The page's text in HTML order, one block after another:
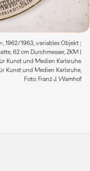
1962/1963, variables Objekt ;
62 cm Durchmesser, ZKM |
Kunst und Medien Karlsruhe.
Kunst und Medien Karlsruhe,
Foto: Franz J. Wamhof